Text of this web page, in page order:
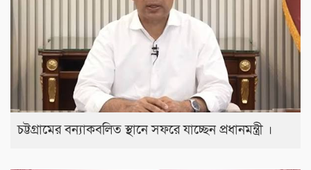
চট্টগ্রামের বন্যাকবলিত স্থানে সফরে যাচ্ছেন প্রধানমন্ত্রী ।